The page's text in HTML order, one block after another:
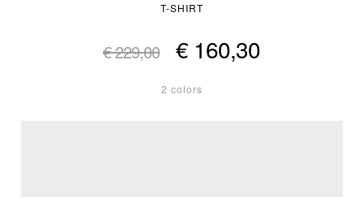
T-SHIRT
€ 229,00 € 160,30
2 colors